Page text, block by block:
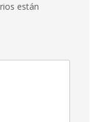
están